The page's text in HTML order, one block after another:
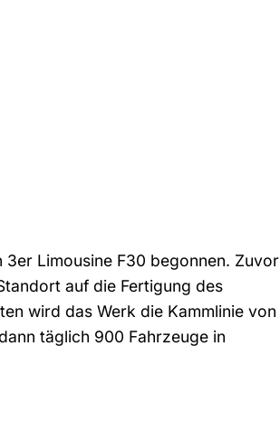
Limousine F30 begonnen. Zuvor
auf die Fertigung des
wird das Werk die Kammlinie von
täglich 900 Fahrzeuge in